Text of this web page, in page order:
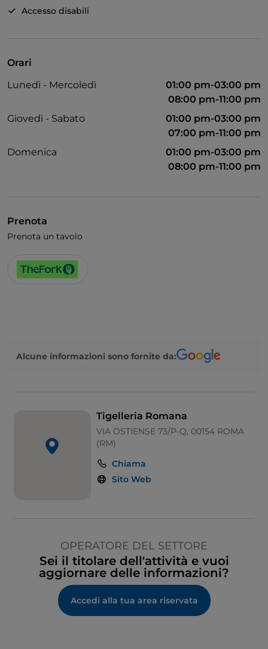
Accesso disabili
Orari
Lunedì - Mercoledì
01:00 pm-03:00 pm
08:00 pm-11:00 pm
Giovedì - Sabato
01:00 pm-03:00 pm
07:00 pm-11:00 pm
Domenica
01:00 pm-03:00 pm
08:00 pm-11:00 pm
Prenota
Prenota un tavolo
Alcune informazioni sono fornite da:
Tigelleria Romana
VIA OSTIENSE 73/P-Q, 00154 ROMA
(RM)
Chiama
Sito Web
OPERATORE DEL SETTORE
Sei il titolare dell'attività e vuoi
aggiornare delle informazioni?
Accedi alla tua area riservata